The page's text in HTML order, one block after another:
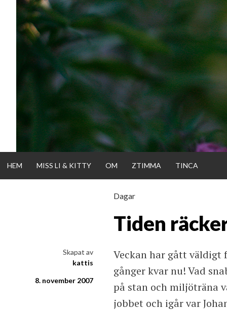
direkt
innehållet
HEM MISS LI & KITTY OM ZTIMMA TINCA
Dagar
Tiden
Skapat av
kattis
8. november 2007
Veckan har gått väldigt
gånger kvar nu! Vad
på stan och miljöträna
jobbet och igår var